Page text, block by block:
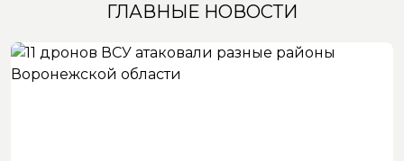
ГЛАВНЫЕ НОВОСТИ